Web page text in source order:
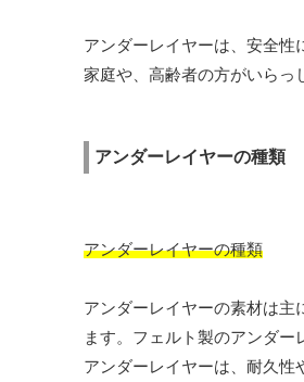
アンダーレイヤーは、安全性
家庭や、高齢者の方がいらっ
アンダーレイヤーの種類
アンダーレイヤーの種類
アンダーレイヤーの素材は主
ます。フェルト製のアンダ
アンダーレイヤーは、耐久